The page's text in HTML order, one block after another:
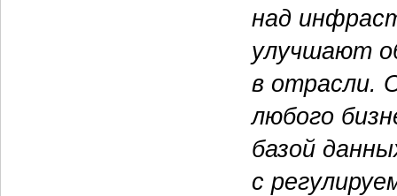
над
улучшают
в отрасли.
любого
базой
с